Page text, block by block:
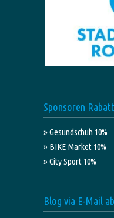
Sponsoren Rabatt
» Gesundschuh 10%
» BIKE Market 10%
» City Sport 10%
Blog via E-Mail